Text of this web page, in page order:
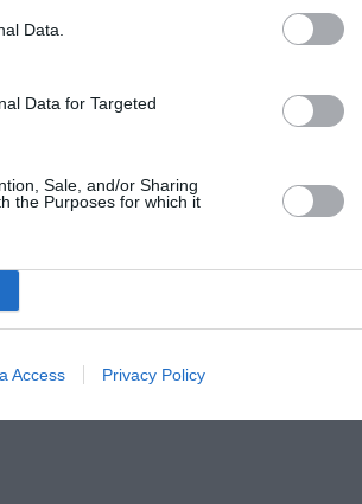
Data.
Data for Targeted
Sale, and/or Sharing
the Purposes for which it
Access Privacy Policy